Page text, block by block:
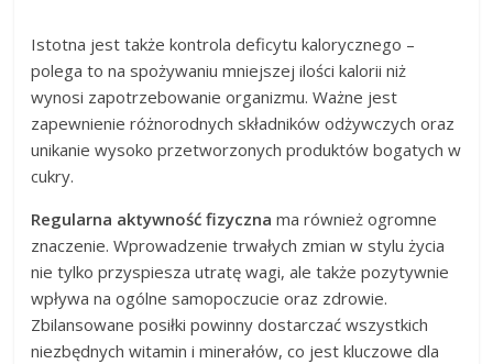
Istotna jest także kontrola deficytu kalorycznego –
polega to na spożywaniu mniejszej ilości kalorii niż
wynosi zapotrzebowanie organizmu. Ważne jest
zapewnienie różnorodnych składników odżywczych oraz
unikanie wysoko przetworzonych produktów bogatych w
cukry.
Regularna aktywność fizyczna ma również ogromne
znaczenie. Wprowadzenie trwałych zmian w stylu życia
nie tylko przyspiesza utratę wagi, ale także pozytywnie
wpływa na ogólne samopoczucie oraz zdrowie.
Zbilansowane posiłki powinny dostarczać wszystkich
niezbędnych witamin i minerałów, co jest kluczowe dla